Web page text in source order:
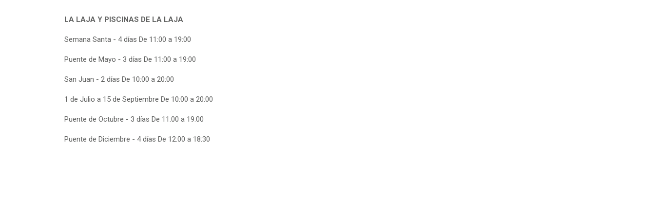
LA LAJA Y PISCINAS DE LA LAJA
Semana Santa - 4 días De 11:00 a 19:00
Puente de Mayo - 3 días De 11:00 a 19:00
San Juan - 2 días De 10:00 a 20:00
1 de Julio a 15 de Septiembre De 10:00 a 20:00
Puente de Octubre - 3 días De 11:00 a 19:00
Puente de Diciembre - 4 días De 12:00 a 18:30